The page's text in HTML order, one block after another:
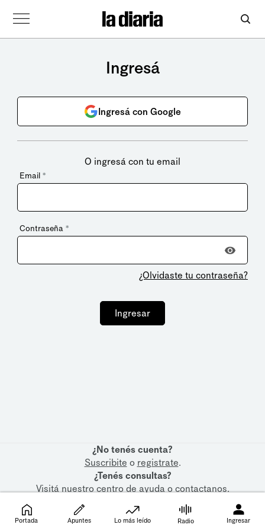
Ingresá
Ingresá con Google
O ingresá con tu email
Email *
Contraseña *
¿Olvidaste tu contraseña?
Ingresar
¿No tenés cuenta?
Suscribite o registrate.
¿Tenés consultas?
Visitá nuestrocentro de ayudaocontactanos.
Portada Apuntes Lo más leído Radio Ingresar